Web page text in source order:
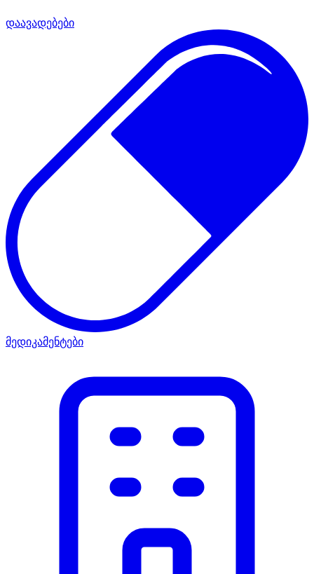
დაავადებები
მედიკამენტები